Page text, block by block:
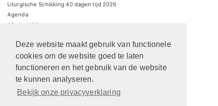
Deze website maakt gebruik van functionele
cookies om de website goed te laten
functioneren en het gebruik van de website
te kunnen analyseren.
Bekijk onze privacyverklaring
Liturgische Schikking 40 dagen tijd 2026
Agenda
Afscheid/Uitvaart
Zaalverhuur/parkeren
ARCHIEF Liturgische schikkingen